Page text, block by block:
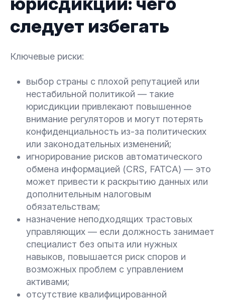
следует избегать
Ключевые риски:
выбор страны с плохой репутацией или
нестабильной политикой — такие
юрисдикции привлекают повышенное
внимание регуляторов и могут потерять
конфиденциальность из-за политических
или законодательных изменений;
игнорирование рисков автоматического
обмена информацией (CRS, FATCA) — это
может привести к раскрытию данных или
дополнительным налоговым
обязательствам;
назначение неподходящих трастовых
управляющих — если должность занимает
специалист без опыта или нужных
навыков, повышается риск споров и
возможных проблем с управлением
активами;
отсутствие квалифицированной